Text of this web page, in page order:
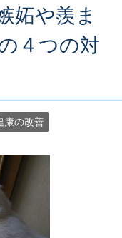
妬や羨ま
４つの対
康の改善